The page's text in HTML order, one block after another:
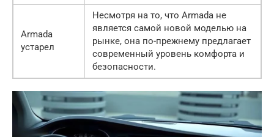
Armada
устарел
Несмотря на то, что Armada не
является самой новой моделью на
рынке, она по-прежнему предлагает
современный уровень комфорта и
безопасности.